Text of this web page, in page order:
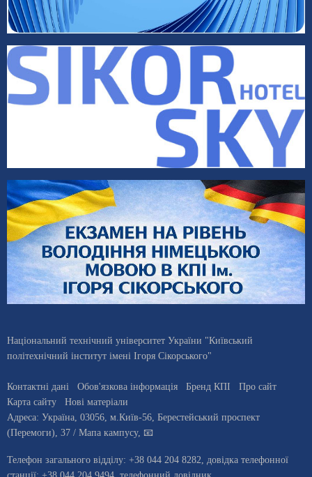
Національний технічний університет України "Київський
політехнічний інститут імені Ігоря Сікорського"
Контактні дані Обов'язкова інформація Бренд КПІ
Про сайт
Карта сайту
Нові матеріали
Адреса: Україна, 03056, м.Київ-56, Берестейський проспект
(Перемоги), 37 / Мапа кампусу, 📧
Телефон загального відділу: +38 044 204 8282, довiдка телефонної